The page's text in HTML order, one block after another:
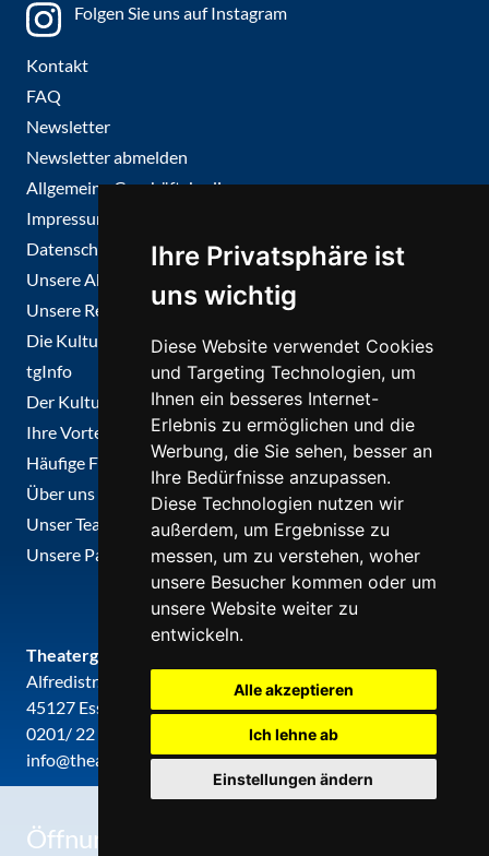
Ihre Privatsphäre ist
uns wichtig
Diese Website verwendet Cookies
und Targeting Technologien, um
Ihnen ein besseres Internet-
Erlebnis zu ermöglichen und die
Werbung, die Sie sehen, besser an
Ihre Bedürfnisse anzupassen.
Diese Technologien nutzen wir
außerdem, um Ergebnisse zu
messen, um zu verstehen, woher
unsere Besucher kommen oder um
unsere Website weiter zu
entwickeln.
Alle akzeptieren
Ich lehne ab
Einstellungen ändern
Folgen Sie uns auf Instagram
Kontakt
FAQ
Newsletter
Newsletter abmelden
Allgemeine Geschäftsbedingungen
Impressum
Datenschutz
Unsere Abonnements
Unsere Reisen und Museumsführungen
Die KulturCard
tgInfo
Der Kulturführer
Ihre Vorteile
Häufige Fragen
Über uns
Unser Team
Unsere Partner
Theatergemeinde metropole ruhr
Alfredistr. 32
45127 Essen
0201/ 22 22 29
info@theatergemeinde-metropole-ruhr.de
Öffnungszeiten